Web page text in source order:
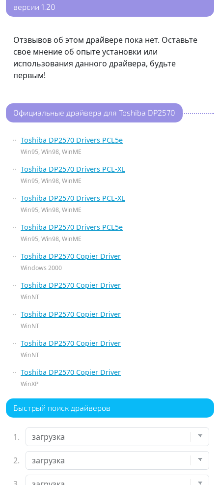
версии 1.20
Отзвывов об этом драйвере пока нет. Оставьте
свое мнение об опыте установки или
использования данного драйвера, будьте
первым!
Официальные драйвера для Toshiba DP2570
Toshiba DP2570 Drivers PCL5e
Win95, Win98, WinME
Toshiba DP2570 Drivers PCL-XL
Win95, Win98, WinME
Toshiba DP2570 Drivers PCL-XL
Win95, Win98, WinME
Toshiba DP2570 Drivers PCL5e
Win95, Win98, WinME
Toshiba DP2570 Copier Driver
Windows 2000
Toshiba DP2570 Copier Driver
WinNT
Toshiba DP2570 Copier Driver
WinNT
Toshiba DP2570 Copier Driver
WinNT
Toshiba DP2570 Copier Driver
WinXP
Быстрый поиск драйверов
1.
2.